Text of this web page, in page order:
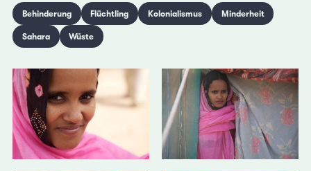
Behinderung Flüchtling Kolonialismus Minderheit
Sahara Wüste